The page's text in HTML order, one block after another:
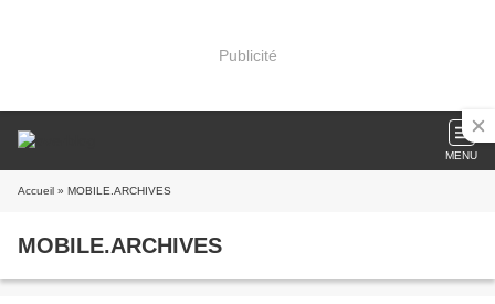
Publicité
MENU
Accueil » MOBILE.ARCHIVES
MOBILE.ARCHIVES